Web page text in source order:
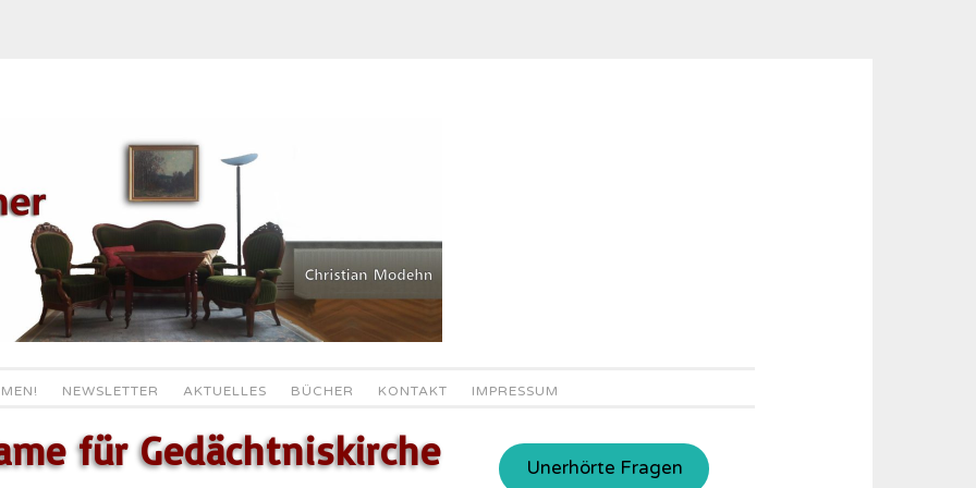
NEWSLETTER AKTUELLES BÜCHER KONTAKT IMPRESSUM
für Gedächtniskirche Unerhörte Fragen